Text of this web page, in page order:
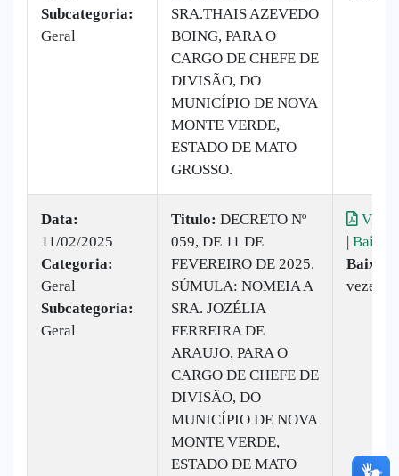
Subcategoria:
Geral
SRA.THAIS AZEVEDO
BOING, PARA O
CARGO DE CHEFE DE
DIVISÃO, DO
MUNICÍPIO DE NOVA
MONTE VERDE,
ESTADO DE MATO
GROSSO.
Data:
11/02/2025
Categoria:
Geral
Subcategoria:
Geral
Titulo: DECRETO Nº
059, DE 11 DE
FEVEREIRO DE 2025.
SÚMULA: NOMEIA A
SRA. JOZÉLIA
FERREIRA DE
ARAUJO, PARA O
CARGO DE CHEFE DE
DIVISÃO, DO
MUNICÍPIO DE NOVA
MONTE VERDE,
ESTADO DE MATO
| Baixar
vezes